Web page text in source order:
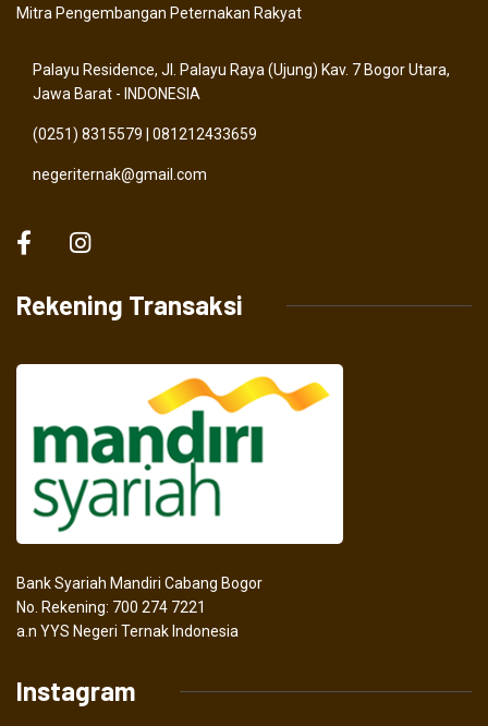
Mitra Pengembangan Peternakan Rakyat
Palayu Residence, Jl. Palayu Raya (Ujung) Kav. 7 Bogor Utara,
Jawa Barat - INDONESIA
(0251) 8315579 | 081212433659
negeriternak@gmail.com
Rekening Transaksi
Bank Syariah Mandiri Cabang Bogor
No. Rekening: 700 274 7221
a.n YYS Negeri Ternak Indonesia
Instagram